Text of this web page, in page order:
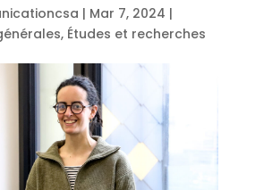
| Mar 7, 2024 |
, Études et recherches